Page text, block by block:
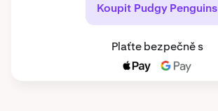
Koupit Pudgy Penguins
Plaťte bezpečně s